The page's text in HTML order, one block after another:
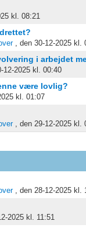
kl. 08:21
, den 30-12-2025 kl.
i arbejdet
12-2025 kl. 00:40
være lovlig?
kl. 01:07
, den 29-12-2025 kl.
, den 28-12-2025 kl.
2025 kl. 11:51